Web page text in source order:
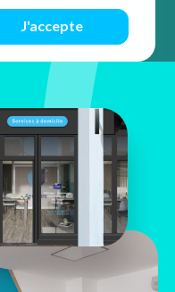
J'accepte
aller Appeler
Aristide Briand
Joué-Lès-Tours